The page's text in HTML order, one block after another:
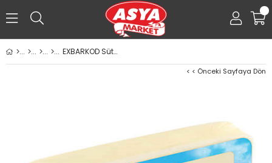
0
EXBARKOD Sütaş Taze Kaşar Peynir 600g
< < Önceki Sayfaya Dön